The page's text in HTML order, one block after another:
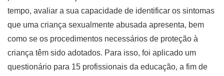
tempo, avaliar a sua capacidade de identificar os sintomas
que uma criança sexualmente abusada apresenta, bem
como se os procedimentos necessários de proteção à
criança têm sido adotados. Para isso, foi aplicado um
questionário para 15 profissionais da educação, a fim de